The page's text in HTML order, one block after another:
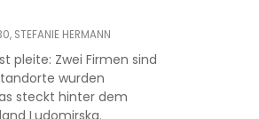
STEFANIE HERMANN
pleite: Zwei Firmen sind
wurden
steckt hinter dem
Ludomirska.